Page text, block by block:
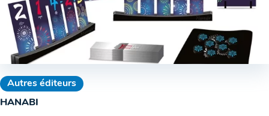
Autres éditeurs
HANABI